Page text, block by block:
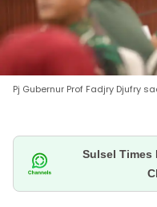
Pj Gubernur Prof Fadjry Djufry
Sulsel Times